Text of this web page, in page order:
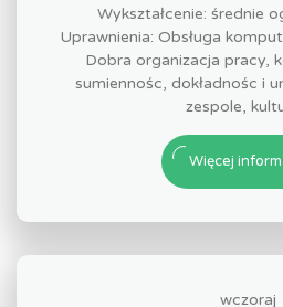
Wykształcenie: średnie
Uprawnienia: Obsługa
Dobra organizacja pracy,
sumiennośc, dokładnośc i
zespole,
Więcej
wczoraj